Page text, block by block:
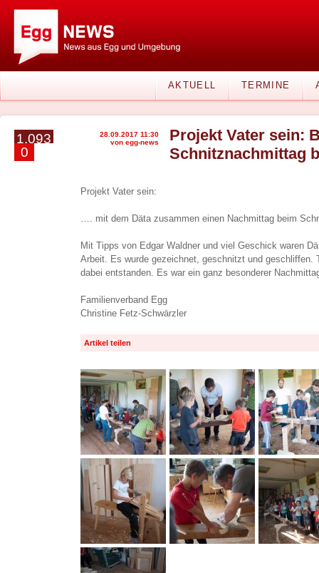
AKTUELL TERMINE
1.093
0
28.09.2017 11:30
von egg-news
Projekt Vater sein:
Schnitznachmittag
Projekt Vater sein:
…. mit dem Däta zusammen einen Nachmittag beim
Mit Tipps von Edgar Waldner und viel Geschick waren
Arbeit. Es wurde gezeichnet, geschnitzt und geschliffen.
dabei entstanden. Es war ein ganz besonderer
Familienverband Egg
Christine Fetz-Schwärzler
Artikel teilen